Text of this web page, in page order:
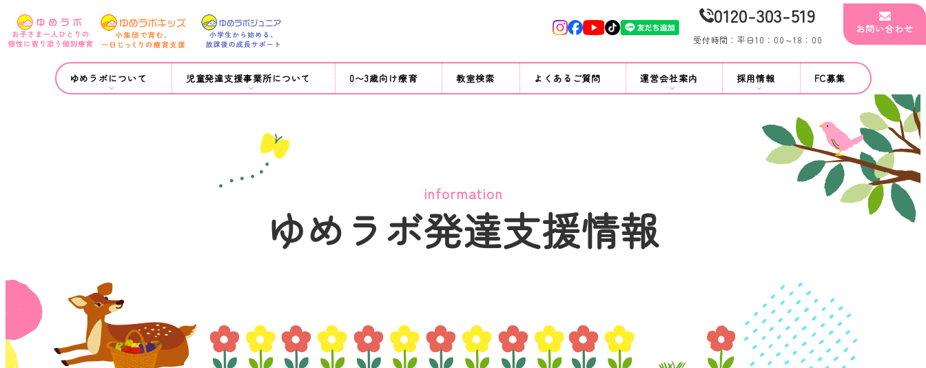
0120-303-519
受付時間：平日10：00～18：00
お問い合わせ
ゆめラボについて 児童発達支援事業所について 0〜3歳向け療育 教室検索 よくあるご質問 運営会社案内 採用情報 FC募集
information
ゆめラボ発達支援情報